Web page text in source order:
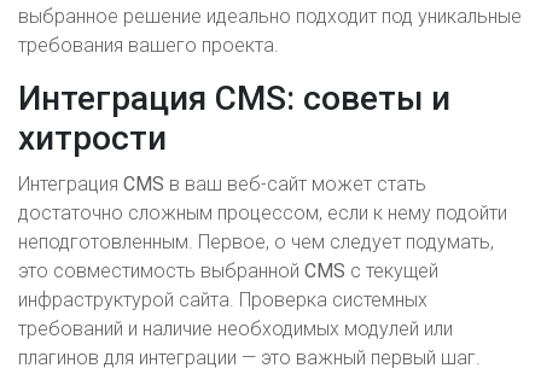
выбранное решение идеально подходит под уникальные
требования вашего проекта.
Интеграция CMS: советы и
хитрости
Интеграция CMS в ваш веб-сайт может стать
достаточно сложным процессом, если к нему подойти
неподготовленным. Первое, о чем следует подумать,
это совместимость выбранной CMS с текущей
инфраструктурой сайта. Проверка системных
требований и наличие необходимых модулей или
плагинов для интеграции — это важный первый шаг.